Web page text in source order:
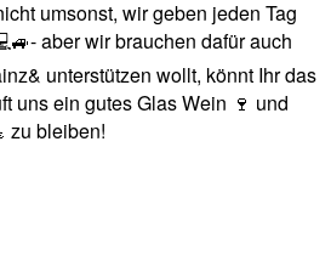
umsonst, wir geben jeden Tag
aber wir brauchen dafür auch
unterstützen wollt, könnt Ihr das
uns ein gutes Glas Wein 🍷 und
zu bleiben!